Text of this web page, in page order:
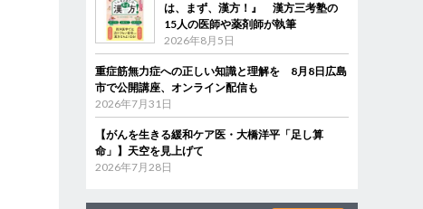
は、まず、漢方！』 漢方三考塾の
15人の医師や薬剤師が執筆
2026年8月5日
重症筋無力症への正しい知識と理解を 8月8日広島
市で公開講座、オンライン配信も
2026年7月31日
【がんを生きる緩和ケア医・大橋洋平「足し算
命」】天空を見上げて
2026年7月28日